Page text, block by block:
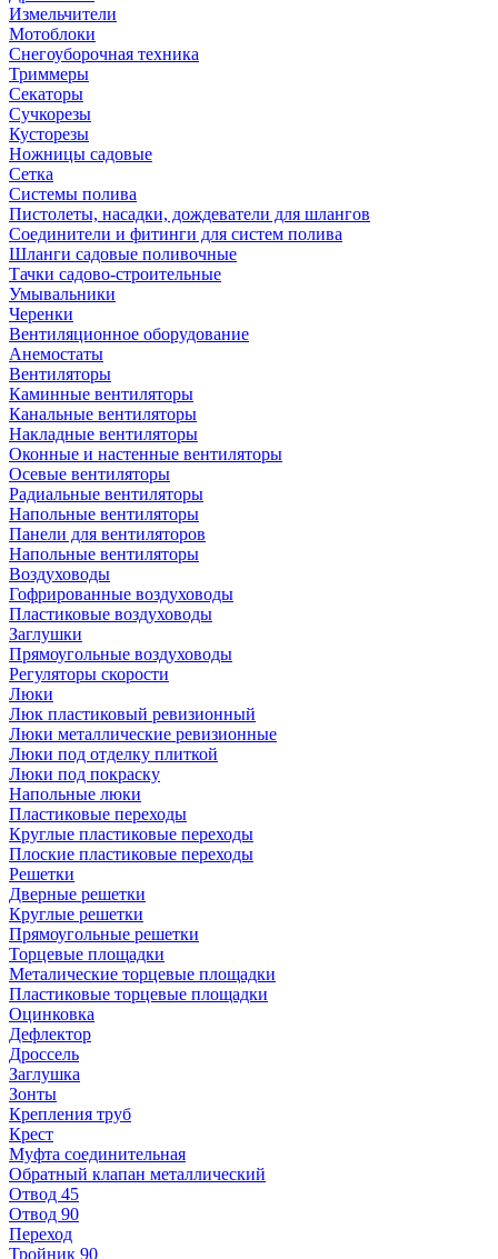
Измельчители
Мотоблоки
Снегоуборочная техника
Триммеры
Секаторы
Сучкорезы
Кусторезы
Ножницы садовые
Сетка
Системы полива
Пистолеты, насадки, дождеватели для шлангов
Соединители и фитинги для систем полива
Шланги садовые поливочные
Тачки садово-строительные
Умывальники
Черенки
Вентиляционное оборудование
Анемостаты
Вентиляторы
Каминные вентиляторы
Канальные вентиляторы
Накладные вентиляторы
Оконные и настенные вентиляторы
Осевые вентиляторы
Радиальные вентиляторы
Напольные вентиляторы
Панели для вентиляторов
Напольные вентиляторы
Воздуховоды
Гофрированные воздуховоды
Пластиковые воздуховоды
Заглушки
Прямоугольные воздуховоды
Регуляторы скорости
Люки
Люк пластиковый ревизионный
Люки металлические ревизионные
Люки под отделку плиткой
Люки под покраску
Напольные люки
Пластиковые переходы
Круглые пластиковые переходы
Плоские пластиковые переходы
Решетки
Дверные решетки
Круглые решетки
Прямоугольные решетки
Торцевые площадки
Металические торцевые площадки
Пластиковые торцевые площадки
Оцинковка
Дефлектор
Дроссель
Заглушка
Зонты
Крепления труб
Крест
Муфта соединительная
Обратный клапан металлический
Отвод 45
Отвод 90
Переход
Тройник 90